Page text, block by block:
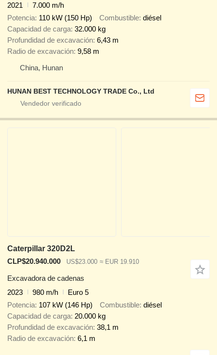
2021
7.000 m/h
Potencia 110 kW (150 Hp) Combustible diésel
Capacidad de carga 32.000 kg
Profundidad de excavación 6,43 m
Radio de excavación 9,58 m
China, Hunan
HUNAN BEST TECHNOLOGY TRADE Co., Ltd
Caterpillar 320D2L
CLP$20.940.000
US$23.000 ≈ EUR 19.910
Excavadora de cadenas
2023
980 m/h
Euro 5
Potencia 107 kW (146 Hp) Combustible diésel
Capacidad de carga 20.000 kg
Profundidad de excavación 38,1 m
Radio de excavación 6,1 m